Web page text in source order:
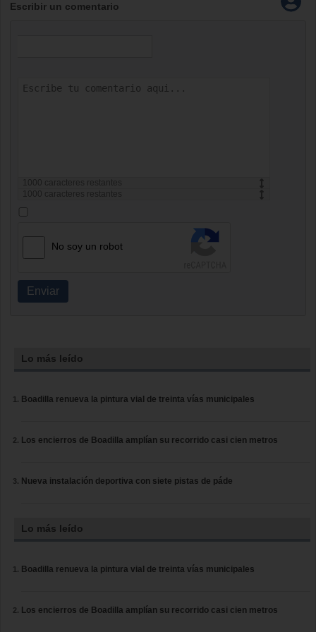
Escribir un comentario
caracteres restantes
caracteres restantes
No soy un robot
Enviar
Lo más leído
Boadilla renueva la pintura vial de treinta vías municipales
Los encierros de Boadilla amplían su recorrido casi cien metros
Nueva instalación deportiva con siete pistas de páde
Lo más leído
Boadilla renueva la pintura vial de treinta vías municipales
Los encierros de Boadilla amplían su recorrido casi cien metros